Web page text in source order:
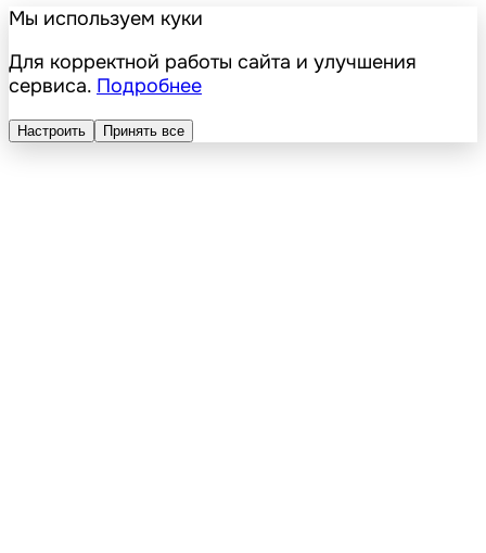
Мы используем куки
Для корректной работы сайта и улучшения
сервиса. Подробнее
Настроить Принять все